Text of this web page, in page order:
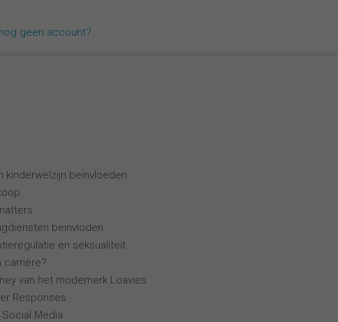
geen account?
kinderwelzijn beïnvloeden
beïnvloden
en seksualiteit
carrière?
van het modemerk Loavies
Responses
Media